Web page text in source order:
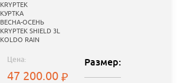
KRYPTEK
КУРТКА
ВЕСНА-ОСЕНЬ
KRYPTEK SHIELD 3L
KOLDO RAIN
Цена:
47 200.00
Размер: